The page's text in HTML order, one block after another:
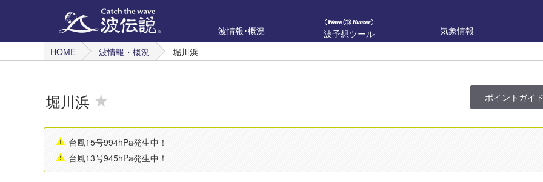
波情報･概況
波予想ツール 気象情報
HOME
波情報・概況 堀川浜
堀川浜 ポイント ガイド
台風15号994hPa発生中！
台風13号945hPa発生中！